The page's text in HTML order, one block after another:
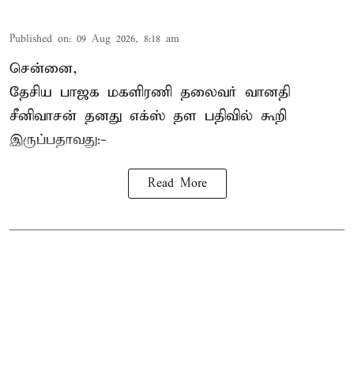
Published on: 09 Aug 2026, 8:18 am
சென்னை,
தேசிய பாஜக மகளிரணி தலைவர் வானதி
சீனிவாசன் தனது எக்ஸ் தள பதிவில் கூறி
இருப்பதாவது:-
Read More